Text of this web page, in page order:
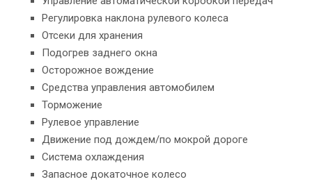
Регулировка наклона рулевого колеса
Отсеки для хранения
Подогрев заднего окна
Осторожное вождение
Средства управления автомобилем
Торможение
Рулевое управление
Движение под дождем/по мокрой дороге
Система охлаждения
Запасное докаточное колесо